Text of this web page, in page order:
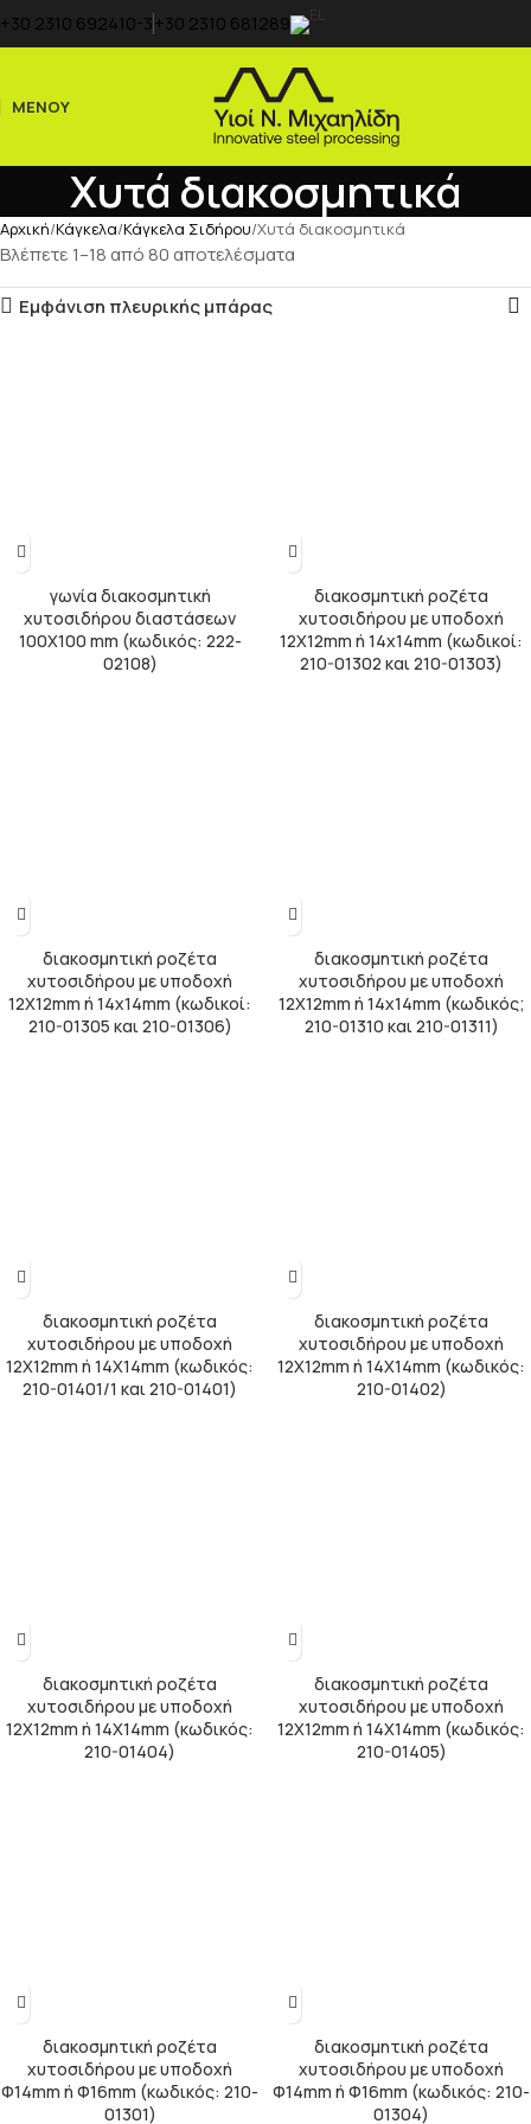
+30 2310 692410-3+30 2310 681289
ΜΕΝΟΎ
Χυτά διακοσμητικά
Αρχική Κάγκελα Κάγκελα Σιδήρου Χυτά διακοσμητικά
Βλέπετε 1–18 από 80 αποτελέσματα
Εμφάνιση πλευρικής μπάρας
γωνία διακοσμητική
χυτοσιδήρου διαστάσεων
100Χ100 mm (κωδικός: 222-
02108)
διακοσμητική ροζέτα
χυτοσιδήρου με υποδοχή
12Χ12mm ή 14x14mm (κωδικοί:
210-01302 και 210-01303)
διακοσμητική ροζέτα
χυτοσιδήρου με υποδοχή
12Χ12mm ή 14x14mm (κωδικοί:
210-01305 και 210-01306)
διακοσμητική ροζέτα
χυτοσιδήρου με υποδοχή
12Χ12mm ή 14x14mm (κωδικός;
210-01310 και 210-01311)
διακοσμητική ροζέτα
χυτοσιδήρου με υποδοχή
12Χ12mm ή 14Χ14mm (κωδικός:
210-01401/1 και 210-01401)
διακοσμητική ροζέτα
χυτοσιδήρου με υποδοχή
12Χ12mm ή 14Χ14mm (κωδικός:
210-01402)
διακοσμητική ροζέτα
χυτοσιδήρου με υποδοχή
12Χ12mm ή 14Χ14mm (κωδικός:
210-01404)
διακοσμητική ροζέτα
χυτοσιδήρου με υποδοχή
12Χ12mm ή 14Χ14mm (κωδικός:
210-01405)
διακοσμητική ροζέτα
χυτοσιδήρου με υποδοχή
Φ14mm ή Φ16mm (κωδικός: 210-
01301)
διακοσμητική ροζέτα
χυτοσιδήρου με υποδοχή
Φ14mm ή Φ16mm (κωδικός: 210-
01304)